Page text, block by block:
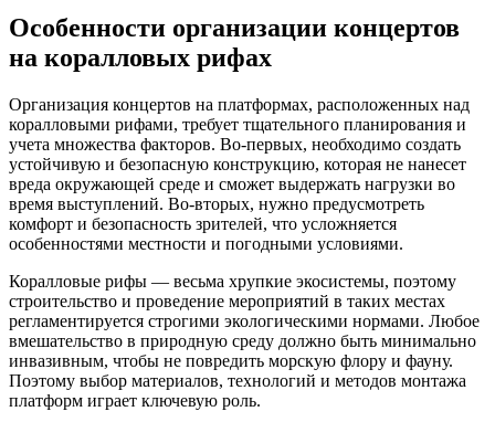
Особенности организации концертов
на коралловых рифах
Организация концертов на платформах, расположенных над
коралловыми рифами, требует тщательного планирования и
учета множества факторов. Во-первых, необходимо создать
устойчивую и безопасную конструкцию, которая не нанесет
вреда окружающей среде и сможет выдержать нагрузки во
время выступлений. Во-вторых, нужно предусмотреть
комфорт и безопасность зрителей, что усложняется
особенностями местности и погодными условиями.
Коралловые рифы — весьма хрупкие экосистемы, поэтому
строительство и проведение мероприятий в таких местах
регламентируется строгими экологическими нормами. Любое
вмешательство в природную среду должно быть минимально
инвазивным, чтобы не повредить морскую флору и фауну.
Поэтому выбор материалов, технологий и методов монтажа
платформ играет ключевую роль.